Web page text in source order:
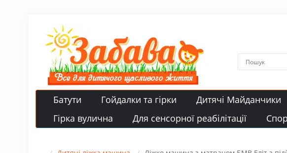
Батути Гойдалки та гірки Дитячі Майданчики
Гірка вулична
Для сенсорної реабілітації